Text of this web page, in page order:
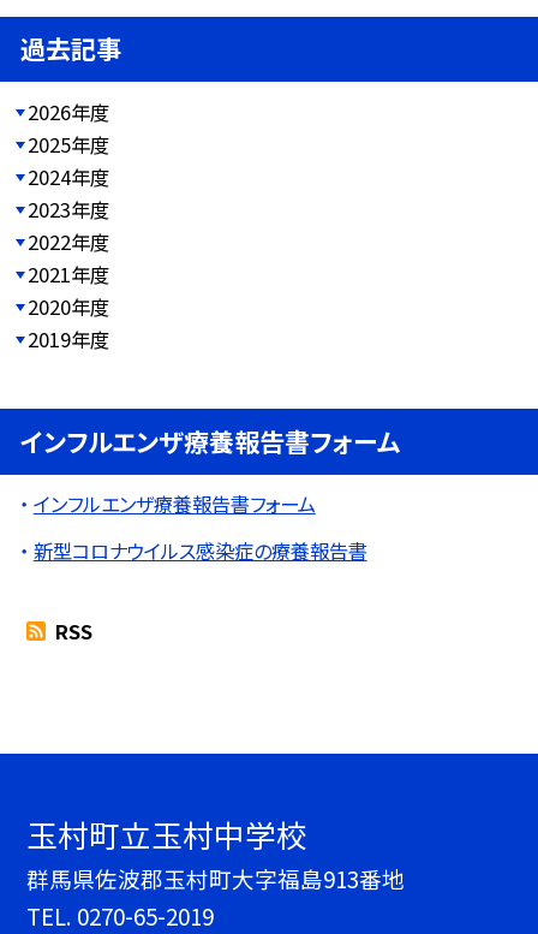
過去記事
2026年度
2025年度
2024年度
2023年度
2022年度
2021年度
2020年度
2019年度
インフルエンザ療養報告書フォーム
インフルエンザ療養報告書フォーム
新型コロナウイルス感染症の療養報告書
RSS
玉村町立玉村中学校
群馬県佐波郡玉村町大字福島913番地
TEL. 0270-65-2019